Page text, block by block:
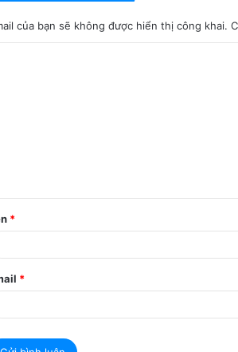
của bạn sẽ không được hiển thị công khai.
*
*